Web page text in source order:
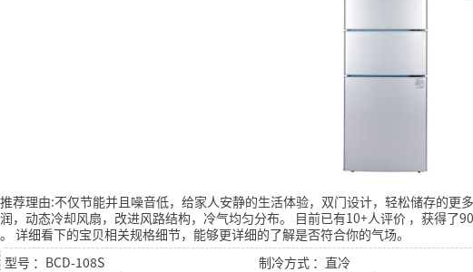
推荐理由:不仅节能并且噪音低，给家人安静的生活体验，双门设计，轻松储存的更
润，动态冷却风扇，改进风路结构，冷气均匀分布。
目前已有10+人评价 ，获得了
。 详细看下的宝贝相关规格细节，能够更详细的了解是否符合你的气场。
型号 ：BCD-108S
制冷方式 ：直冷